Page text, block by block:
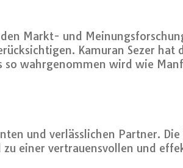
Markt- und
Kamuran Sezer
wahrgenommen wird wie
und verlässlichen Partner.
einer vertrauensvollen und